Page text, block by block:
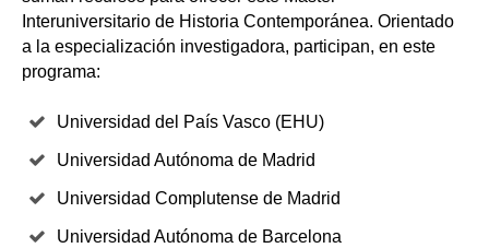
Interuniversitario de Historia Contemporánea. Orientado
a la especialización investigadora, participan, en este
programa:
Universidad del País Vasco (EHU)
Universidad Autónoma de Madrid
Universidad Complutense de Madrid
Universidad Autónoma de Barcelona